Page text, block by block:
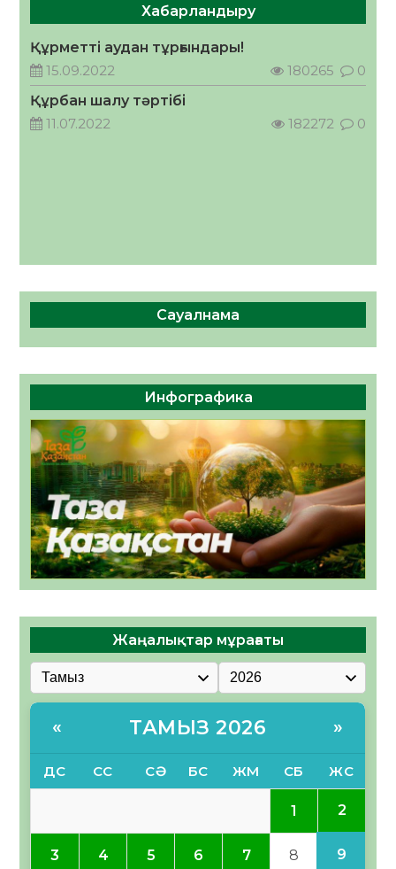
Руслан Рүстемұлы облыс әкімінің
кеңесшісі болып тағайындалды
05.08.2026
64 0
Хабарландыру
Құрметті аудан тұрғындары!
15.09.2022
180265
0
Құрбан шалу тәртібі
11.07.2022
182272 0
Сауалнама
Инфографика
Жаңалықтар мұрағаты
« ТАМЫЗ 2026 »
ДС СС СӘ БС ЖМ СБ ЖС
1 2
3 4 5 6 7 8 9